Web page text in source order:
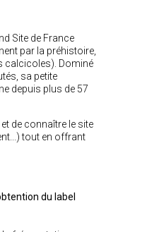
Site de France
par la préhistoire,
calcicoles). Dominé
sa petite
depuis plus de 57
de connaître le site
tout en offrant
du label